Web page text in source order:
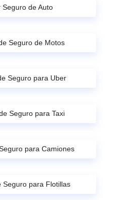
Seguro de Auto
Seguro de Motos
Seguro para Uber
Seguro para Taxi
para Camiones
Seguro para Flotillas